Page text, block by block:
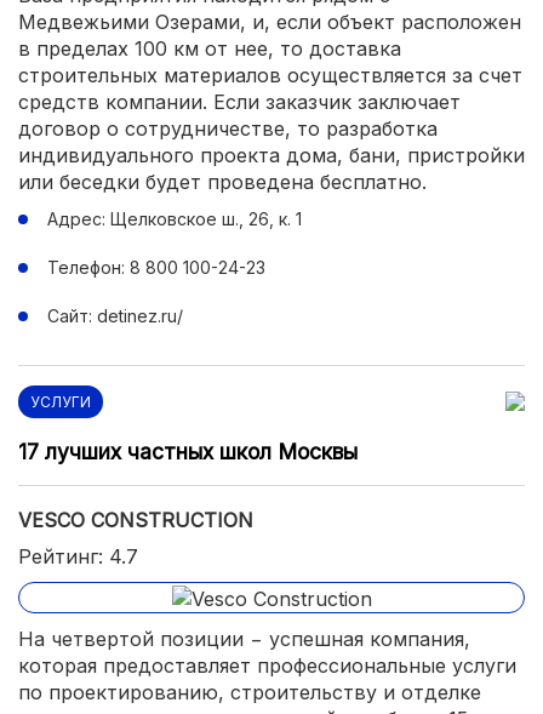
Медвежьими Озерами, и, если объект расположен
в пределах 100 км от нее, то доставка
строительных материалов осуществляется за счет
средств компании. Если заказчик заключает
договор о сотрудничестве, то разработка
индивидуального проекта дома, бани, пристройки
или беседки будет проведена бесплатно.
Адрес: Щелковское ш., 26, к. 1
Телефон: 8 800 100-24-23
Сайт: detinez.ru/
УСЛУГИ
17 лучших частных школ Москвы
VESCO CONSTRUCTION
Рейтинг: 4.7
На четвертой позиции − успешная компания,
которая предоставляет профессиональные услуги
по проектированию, строительству и отделке